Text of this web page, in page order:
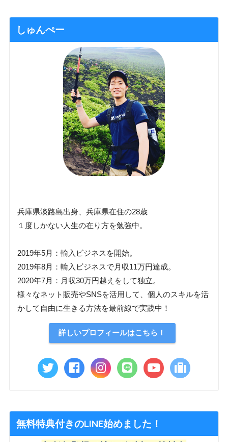
しゅんぺー
兵庫県淡路島出身、兵庫県在住の28歳
１度しかない人生の在り方を勉強中。
2019年5月：輸入ビジネスを開始。
2019年8月：輸入ビジネスで月収11万円達成。
2020年7月：月収30万円越えをして独立。
様々なネット販売やSNSを活用して、個人のスキルを活
かして自由に生きる方法を最前線で実践中！
詳しいプロフィールはこちら！
無料特典付きのLINE始めました！